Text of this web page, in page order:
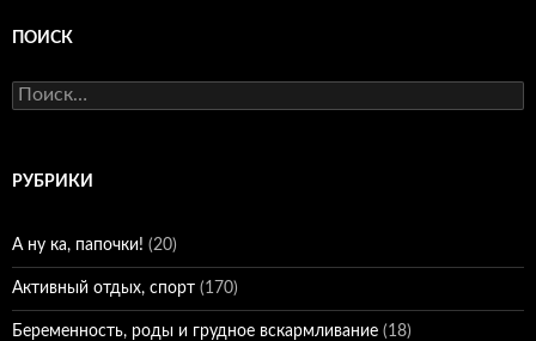
ПОИСК
Найти:
РУБРИКИ
А ну ка, папочки! (20)
Активный отдых, спорт (170)
Беременность, роды и грудное вскармливание (18)